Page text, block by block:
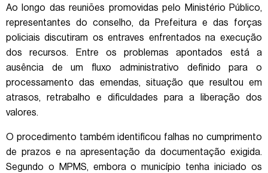
Ao longo das reuniões promovidas pelo Ministério Público,
representantes do conselho, da Prefeitura e das forças
policiais discutiram os entraves enfrentados na execução
dos recursos. Entre os problemas apontados está a
ausência de um fluxo administrativo definido para o
processamento das emendas, situação que resultou em
atrasos, retrabalho e dificuldades para a liberação dos
valores.
O procedimento também identificou falhas no cumprimento
de prazos e na apresentação da documentação exigida.
Segundo o MPMS, embora o município tenha iniciado os